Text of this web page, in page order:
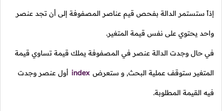
إذاً ستستمر الدالة بفحص قيم عناصر المصفوفة إلى أن تجد عنصر
واحد يحتوي على نفس قيمة المتغير.
في حال وجدت الدالة عنصر في المصفوفة يملك قيمة تساوي قيمة
المتغير ستوقف عملية البحث, و ستعرض index أول عنصر وجدت
فيه القيمة المطلوبة.